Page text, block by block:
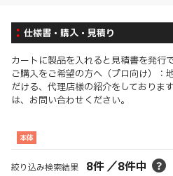
仕様書・購入・見積り
カートに製品を入れると見積書を発行で
ご購入をご希望の方へ（プロ向け）：
だける、代理店様の紹介をしておりま
は、お問い合わせください。
本体
絞り込み検索結果 8件／8件中